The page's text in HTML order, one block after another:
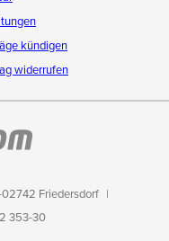
kündigen
widerrufen
02742 Friedersdorf
353-30